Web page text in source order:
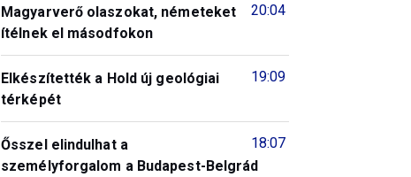
20:04
Magyarverő olaszokat, németeket
ítélnek el másodfokon
19:09
Elkészítették a Hold új geológiai
térképét
18:07
Ősszel elindulhat a
személyforgalom a Budapest-Belgrád